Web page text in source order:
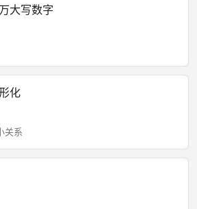
大写数字
化
关系